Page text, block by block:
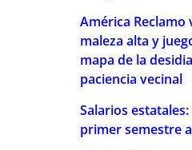
América Reclamo
maleza alta y
mapa de la
paciencia vecinal
Salarios
primer semestre